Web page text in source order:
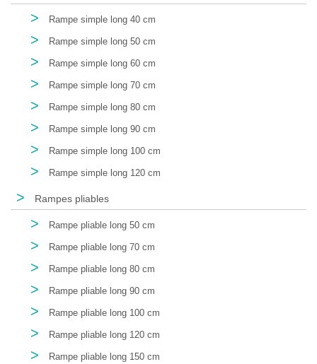
> Rampe simple long 40 cm
> Rampe simple long 50 cm
> Rampe simple long 60 cm
> Rampe simple long 70 cm
> Rampe simple long 80 cm
> Rampe simple long 90 cm
> Rampe simple long 100 cm
> Rampe simple long 120 cm
> Rampes pliables
> Rampe pliable long 50 cm
> Rampe pliable long 70 cm
> Rampe pliable long 80 cm
> Rampe pliable long 90 cm
> Rampe pliable long 100 cm
> Rampe pliable long 120 cm
> Rampe pliable long 150 cm